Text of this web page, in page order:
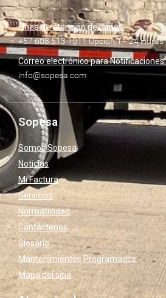
Línea de atención de daños
+57 608 513 1011 Opción 1– 24 Horas
Correo electrónico para
info@sopesa.com
Sopesa
Somos Sopesa
Noticias
Mi Factura
Servicios
Normatividad
Contáctenos
Glosario
Mantenimientos Programados
Mapa del sitio